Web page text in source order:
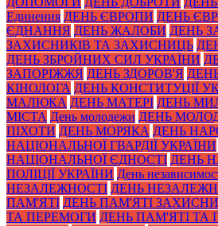
Единения ДЕНЬ ЄВРОПИ ДЕНЬ
ЄДНАННЯ ДЕНЬ ЖАЛОБИ ДЕНЬ
ЗАХИСНИКІВ ТА ЗАХИСНИЦЬ
ДЕНЬ ЗБРОЙНИХ СИЛ УКРАЇНИ
ЗАПОРІЖЖЯ ДЕНЬ ЗДОРОВ'Я
КІНОЛОГА ДЕНЬ КОНСТИТУЦІЇ
МАЛЮКА ДЕНЬ МАТЕРІ ДЕНЬ
МІСТА День молодежи ДЕНЬ
ПІХОТИ ДЕНЬ МОРЯКА ДЕНЬ
НАЦІОНАЛЬНОЇ ГВАРДІЇ УКРАЇНИ
НАЦІОНАЛЬНОЇ ЄДНОСТІ ДЕНЬ
ПОЛІЦІЇ УКРАЇНИ День
НЕЗАЛЕЖНОСТІ ДЕНЬ
ПАМ'ЯТІ ДЕНЬ ПАМ'ЯТІ
ТА ПЕРЕМОГИ ДЕНЬ ПАМ'ЯТІ ТА